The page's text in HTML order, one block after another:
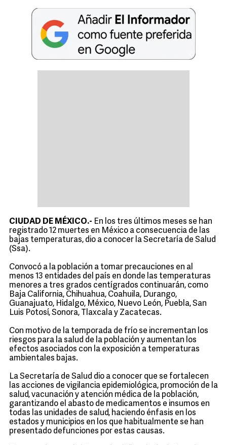
CIUDAD DE MÉXICO.- En los tres últimos meses se han
registrado 12 muertes en México a consecuencia de las
bajas temperaturas, dio a conocer la Secretaría de Salud
(Ssa).
Convocó a la población a tomar precauciones en al
menos 13 entidades del país en donde las temperaturas
menores a tres grados centígrados continuarán, como
Baja California, Chihuahua, Coahuila, Durango,
Guanajuato, Hidalgo, México, Nuevo León, Puebla, San
Luis Potosí, Sonora, Tlaxcala y Zacatecas.
Con motivo de la temporada de frío se incrementan los
riesgos para la salud de la población y aumentan los
efectos asociados con la exposición a temperaturas
ambientales bajas.
La Secretaría de Salud dio a conocer que se fortalecen
las acciones de vigilancia epidemiológica, promoción de la
salud, vacunación y atención médica de la población,
garantizando el abasto de medicamentos e insumos en
todas las unidades de salud, haciendo énfasis en los
estados y municipios en los que habitualmente se han
presentado defunciones por estas causas.